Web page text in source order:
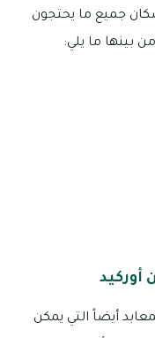
جميع ما يحتجون
بينها ما يلي:
أوركيد
أيضاً التي يمكن